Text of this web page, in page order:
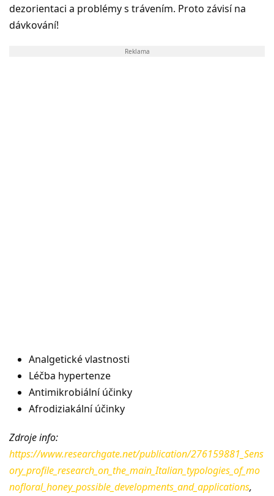
dezorientaci a problémy s trávením. Proto závisí na
dávkování!
Reklama
Analgetické vlastnosti
Léčba hypertenze
Antimikrobiální účinky
Afrodiziakální účinky
Zdroje info:
https://www.researchgate.net/publication/276159881_Sens
ory_profile_research_on_the_main_Italian_typologies_of_mo
nofloral_honey_possible_developments_and_applications,